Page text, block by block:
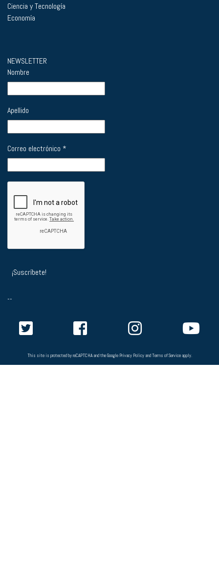
Ciencia y Tecnología
Economía
NEWSLETTER
Nombre
Apellido
Correo electrónico *
--
This site is protected by reCAPTCHA and the Google Privacy PolicyandTerms of Serviceapply.